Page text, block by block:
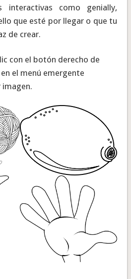
interactivas como genially,
que esté por llegar o que tu
de crear.
con el botón derecho de
el menú emergente
imagen.